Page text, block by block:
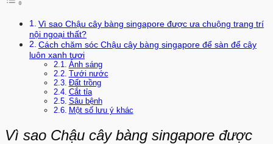
Vì sao Chậu cây bàng singapore được ưa chuộng trang trí
nội ngoại thất?
Cách chăm sóc Chậu cây bàng singapore để sàn để cây
luôn xanh tươi
Ánh sáng
Tưới nước
Đất trồng
Cắt tỉa
Sâu bệnh
Một số lưu ý khác
Vì sao Chậu cây bàng singapore được